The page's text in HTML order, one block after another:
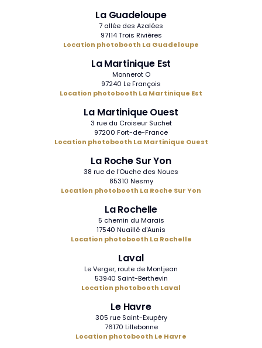
La Guadeloupe
7 allée des Azalées
97114 Trois Rivières
Location photobooth La Guadeloupe
La Martinique Est
Monnerot O
97240 Le François
Location photobooth La Martinique Est
La Martinique Ouest
3 rue du Croiseur Suchet
97200 Fort-de-France
Location photobooth La Martinique Ouest
La Roche Sur Yon
38 rue de l'Ouche des Noues
85310 Nesmy
Location photobooth La Roche Sur Yon
La Rochelle
5 chemin du Marais
17540 Nuaillé d'Aunis
Location photobooth La Rochelle
Laval
Le Verger, route de Montjean
53940 Saint-Berthevin
Location photobooth Laval
Le Havre
305 rue Saint-Exupéry
76170 Lillebonne
Location photobooth Le Havre